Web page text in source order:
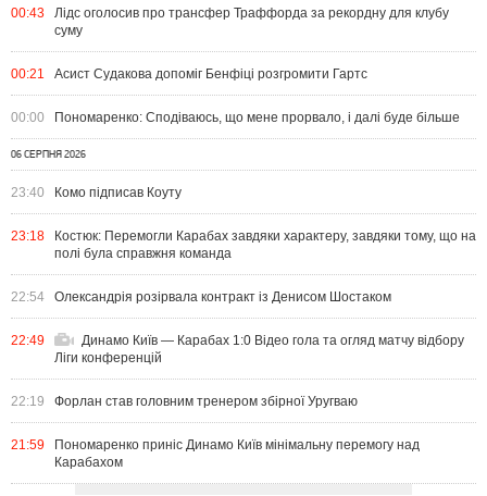
00:43
Лідс оголосив про трансфер Траффорда за рекордну для клубу
суму
00:21 Асист Судакова допоміг Бенфіці розгромити Гартс
00:00 Пономаренко: Сподіваюсь, що мене прорвало, і далі буде більше
06 СЕРПНЯ 2026
23:40 Комо підписав Коуту
23:18
Костюк: Перемогли Карабах завдяки характеру, завдяки тому, що на
полі була справжня команда
22:54 Олександрія розірвала контракт із Денисом Шостаком
22:49
Динамо Київ — Карабах 1:0 Відео гола та огляд матчу відбору
Ліги конференцій
22:19 Форлан став головним тренером збірної Уругваю
21:59
Пономаренко приніс Динамо Київ мінімальну перемогу над
Карабахом